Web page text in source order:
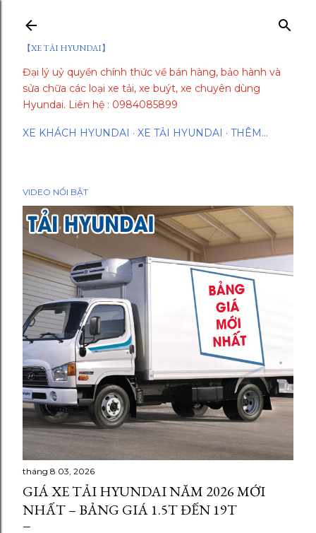
【XE TẢI HYUNDAI】
Đại lý uỷ quyền chính thức về bán hàng, bảo hành và
sửa chữa các loại xe tải, xe buýt, xe chuyên dùng
Hyundai. Liên hệ : 0984085899
XE KHÁCH HYUNDAI XE TẢI HYUNDAI THÊM…
VIDEO NỔI BẬT
tháng 8 03, 2026
GIÁ XE TẢI HYUNDAI NĂM 2026 MỚI
NHẤT – BẢNG GIÁ 1.5T ĐẾN 19T